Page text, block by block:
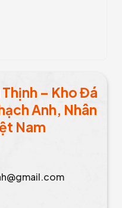
– Kho Đá
Anh, Nhân
Nam